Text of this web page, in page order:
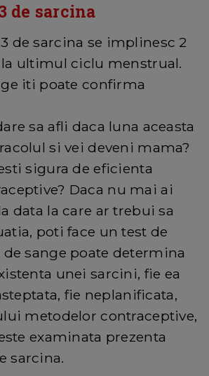
de sarcina
de sarcina se implinesc 2
ultimul ciclu menstrual.
iti poate confirma
sa afli daca luna aceasta
si vei deveni mama?
sigura de eficienta
Daca nu mai ai
data la care ar trebui sa
poti face un test de
de sange poate determina
unei sarcini, fie ea
fie neplanificata,
metodelor contraceptive,
examinata prezenta
sarcina.